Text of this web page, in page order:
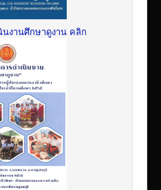
นงานศึกษาดูงาน คลิก